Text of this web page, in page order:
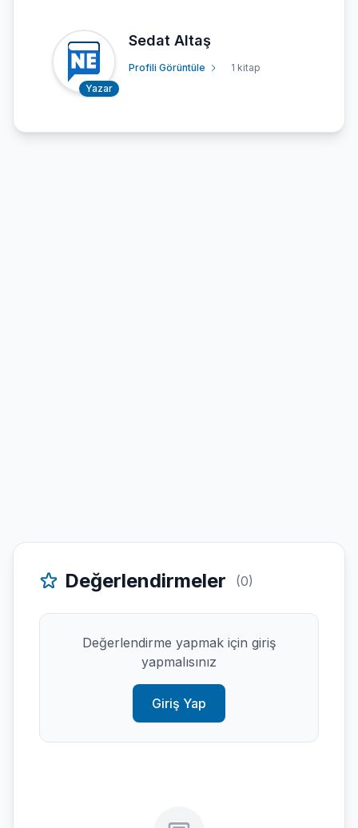
Yazar
Sedat Altaş
Profili Görüntüle 1 kitap
Değerlendirmeler (0)
Değerlendirme yapmak için giriş
yapmalısınız
Giriş Yap